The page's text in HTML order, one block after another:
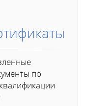
по